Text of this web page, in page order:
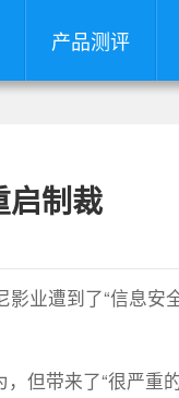
产品测评
启制裁
遭到了“信息安全
但带来了“很严重